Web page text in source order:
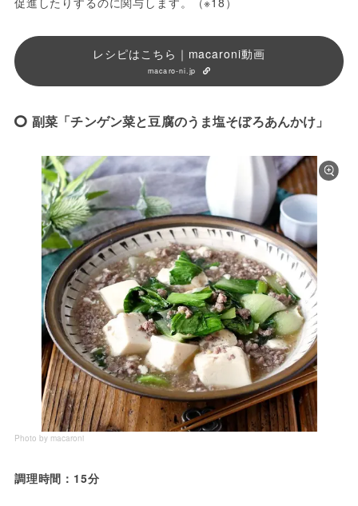
レシピはこちら｜macaroni動画
macaro-ni.jp
副菜「チンゲン菜と豆腐のうま塩そぼろあんかけ」
Photo by macaroni
調理時間：15分